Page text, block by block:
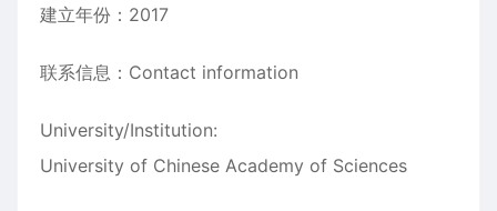
建立年份：2017
联系信息：Contact information
University/Institution:
University of Chinese Academy of Sciences